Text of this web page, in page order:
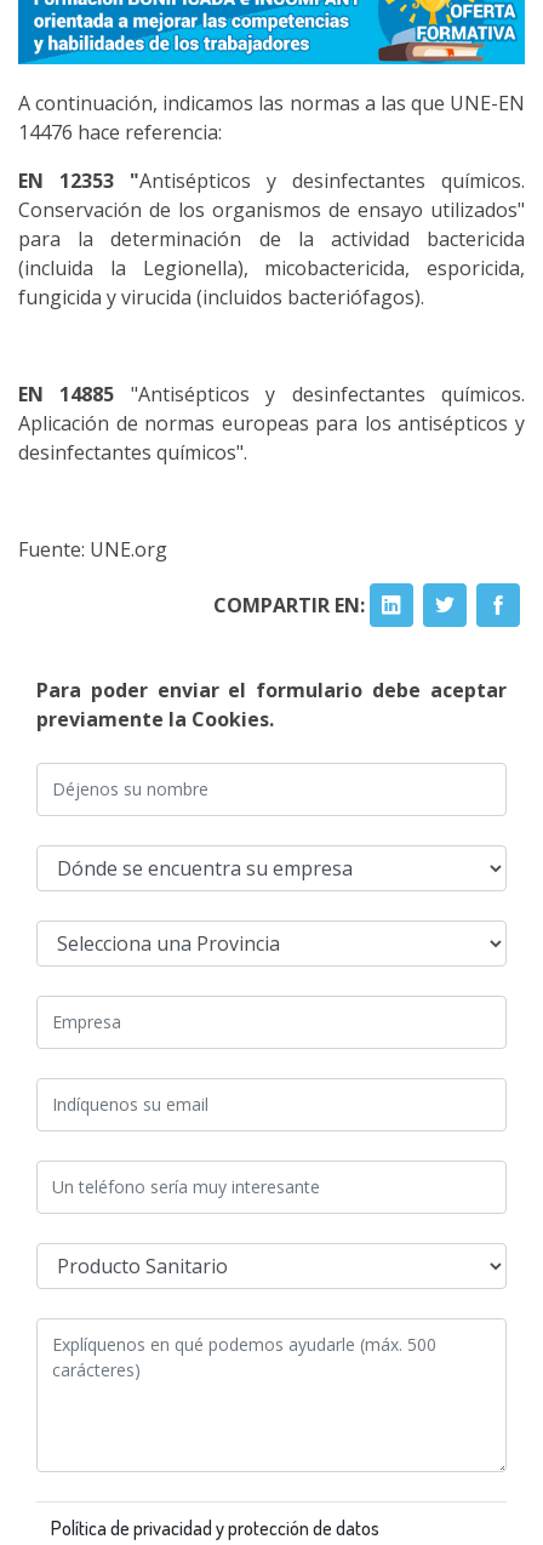
A continuación, indicamos las normas a las que UNE-EN
14476 hace referencia:
EN 12353 "Antisépticos y desinfectantes químicos.
Conservación de los organismos de ensayo utilizados"
para la determinación de la actividad bactericida
(incluida la Legionella), micobactericida, esporicida,
fungicida y virucida (incluidos bacteriófagos).
EN 14885 "Antisépticos y desinfectantes químicos.
Aplicación de normas europeas para los antisépticos y
desinfectantes químicos".
Fuente: UNE.org
COMPARTIR EN:
Para poder enviar el formulario debe aceptar
previamente la Cookies.
Política de privacidad y protección de datos